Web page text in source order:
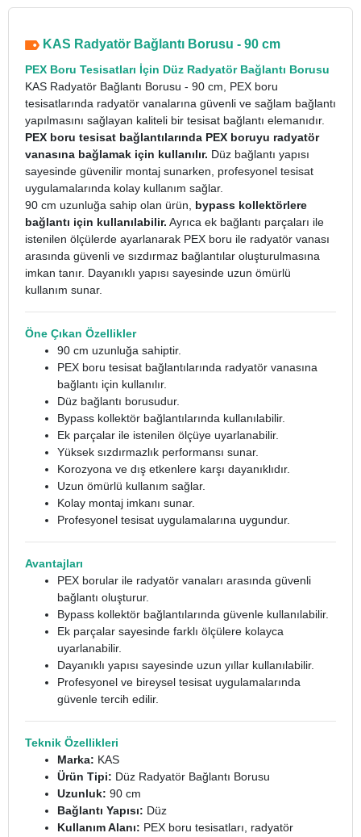
KAS Radyatör Bağlantı Borusu - 90 cm
PEX Boru Tesisatları İçin Düz Radyatör Bağlantı Borusu
KAS Radyatör Bağlantı Borusu - 90 cm, PEX boru
tesisatlarında radyatör vanalarına güvenli ve sağlam bağlantı
yapılmasını sağlayan kaliteli bir tesisat bağlantı elemanıdır.
PEX boru tesisat bağlantılarında PEX boruyu radyatör
vanasına bağlamak için kullanılır. Düz bağlantı yapısı
sayesinde güvenilir montaj sunarken, profesyonel tesisat
uygulamalarında kolay kullanım sağlar.
90 cm uzunluğa sahip olan ürün, bypass kollektörlere
bağlantı için kullanılabilir. Ayrıca ek bağlantı parçaları ile
istenilen ölçülerde ayarlanarak PEX boru ile radyatör vanası
arasında güvenli ve sızdırmaz bağlantılar oluşturulmasına
imkan tanır. Dayanıklı yapısı sayesinde uzun ömürlü
kullanım sunar.
Öne Çıkan Özellikler
90 cm uzunluğa sahiptir.
PEX boru tesisat bağlantılarında radyatör vanasına
bağlantı için kullanılır.
Düz bağlantı borusudur.
Bypass kollektör bağlantılarında kullanılabilir.
Ek parçalar ile istenilen ölçüye uyarlanabilir.
Yüksek sızdırmazlık performansı sunar.
Korozyona ve dış etkenlere karşı dayanıklıdır.
Uzun ömürlü kullanım sağlar.
Kolay montaj imkanı sunar.
Profesyonel tesisat uygulamalarına uygundur.
Avantajları
PEX borular ile radyatör vanaları arasında güvenli
bağlantı oluşturur.
Bypass kollektör bağlantılarında güvenle kullanılabilir.
Ek parçalar sayesinde farklı ölçülere kolayca
uyarlanabilir.
Dayanıklı yapısı sayesinde uzun yıllar kullanılabilir.
Profesyonel ve bireysel tesisat uygulamalarında
güvenle tercih edilir.
Teknik Özellikleri
Marka: KAS
Ürün Tipi: Düz Radyatör Bağlantı Borusu
Uzunluk: 90 cm
Bağlantı Yapısı: Düz
Kullanım Alanı: PEX boru tesisatları, radyatör